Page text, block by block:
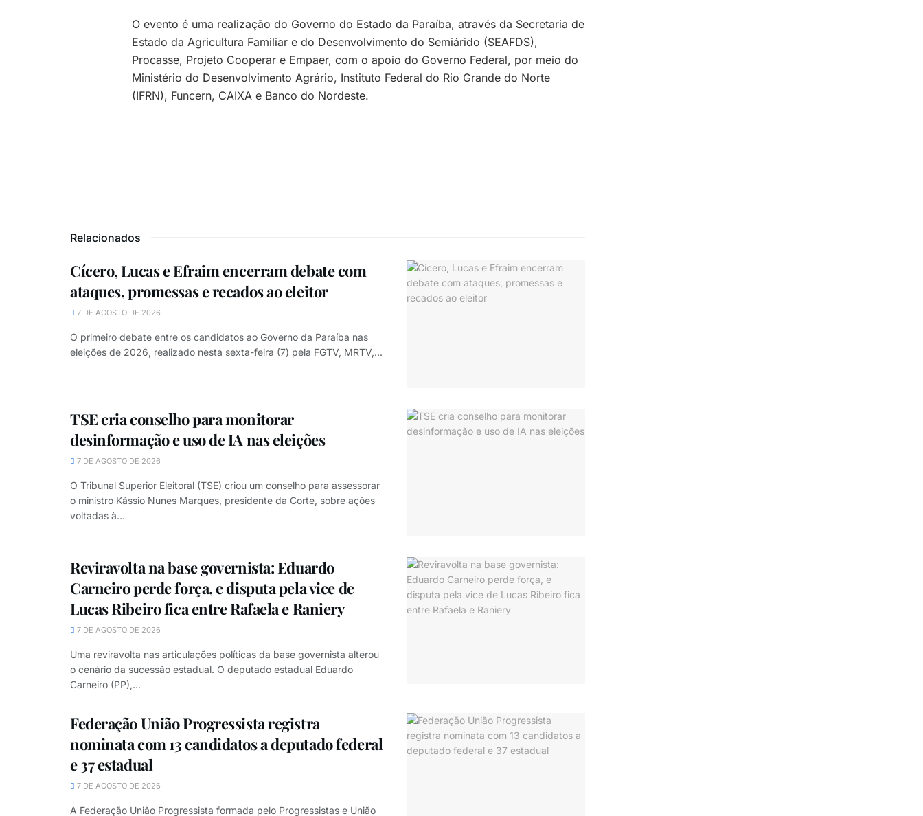
O evento é uma realização do Governo do Estado da Paraíba, através da Secretaria de
Estado da Agricultura Familiar e do Desenvolvimento do Semiárido (SEAFDS),
Procasse, Projeto Cooperar e Empaer, com o apoio do Governo Federal, por meio do
Ministério do Desenvolvimento Agrário, Instituto Federal do Rio Grande do Norte
(IFRN), Funcern, CAIXA e Banco do Nordeste.
Relacionados
Cícero, Lucas e Efraim encerram debate com
ataques, promessas e recados ao eleitor
7 DE AGOSTO DE 2026
O primeiro debate entre os candidatos ao Governo da Paraíba nas
eleições de 2026, realizado nesta sexta-feira (7) pela FGTV, MRTV,...
TSE cria conselho para monitorar
desinformação e uso de IA nas eleições
7 DE AGOSTO DE 2026
O Tribunal Superior Eleitoral (TSE) criou um conselho para assessorar
o ministro Kássio Nunes Marques, presidente da Corte, sobre ações
voltadas à...
Reviravolta na base governista: Eduardo
Carneiro perde força, e disputa pela vice de
Lucas Ribeiro fica entre Rafaela e Raniery
7 DE AGOSTO DE 2026
Uma reviravolta nas articulações políticas da base governista alterou
o cenário da sucessão estadual. O deputado estadual Eduardo
Carneiro (PP),...
Federação União Progressista registra
nominata com 13 candidatos a deputado federal
e 37 estadual
7 DE AGOSTO DE 2026
A Federação União Progressista formada pelo Progressistas e União